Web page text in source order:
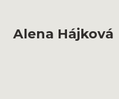
Alena Hájková